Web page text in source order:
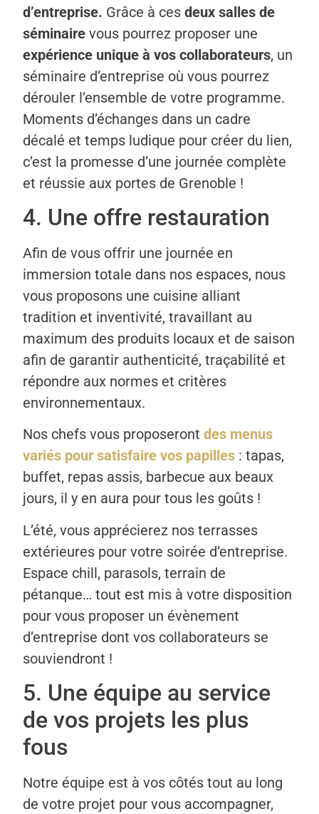
d’entreprise. Grâce à cesdeux salles de
séminaire vous pourrez proposer une
expérience unique à vos collaborateurs, un
séminaire d’entreprise où vous pourrez
dérouler l’ensemble de votre programme.
Moments d’échanges dans un cadre
décalé et temps ludique pour créer du lien,
c’est la promesse d’une journée complète
et réussie aux portes de Grenoble !
4. Une offre restauration
Afin de vous offrir une journée en
immersion totale dans nos espaces, nous
vous proposons une cuisine alliant
tradition et inventivité, travaillant au
maximum des produits locaux et de saison
afin de garantir authenticité, traçabilité et
répondre aux normes et critères
environnementaux.
Nos chefs vous proposerontdes menus
variés pour satisfaire vos papilles : tapas,
buffet, repas assis, barbecue aux beaux
jours, il y en aura pour tous les goûts !
L’été, vous apprécierez nos terrasses
extérieures pour votre soirée d’entreprise.
Espace chill, parasols, terrain de
pétanque… tout est mis à votre disposition
pour vous proposer un évènement
d’entreprise dont vos collaborateurs se
souviendront !
5. Une équipe au service
de vos projets les plus
fous
Notre équipe est à vos côtés tout au long
de votre projet pour vous accompagner,